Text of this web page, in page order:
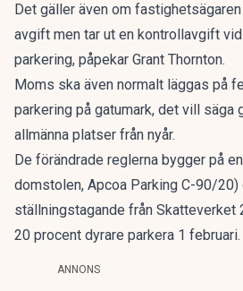
Det gäller även om
avgift men tar ut en kontrollavgift
parkering, påpekar Grant Thornton.
Moms ska även normalt läggas på
parkering på gatumark, det vill säga
allmänna platser från nyår.
De förändrade reglerna bygger på
domstolen, Apcoa Parking C-90/20)
ställningstagande från Skatteverket
20 procent dyrare parkera 1
ANNONS